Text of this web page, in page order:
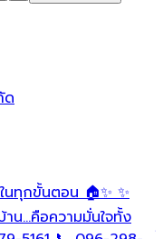
ด
นทุกขั้นตอน 🏠✨ ✨
น…คือความมั่นใจทั้ง